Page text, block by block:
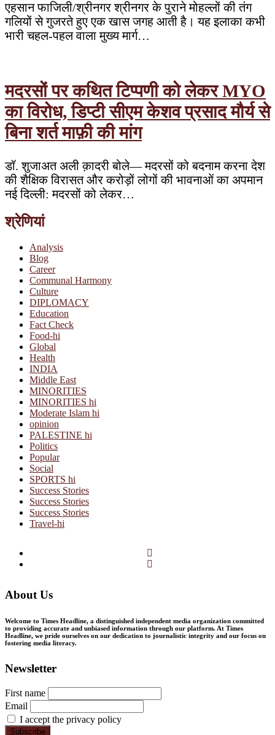
एहसान फाजिली/श्रीनगर श्रीनगर के पुराने मोहल्लों की तंग
गलियों से गुजरते हुए एक खास जगह आती है। यह इलाका कभी
भारी चहल-पहल वाला मुख्य मार्ग…
मदरसों पर कथित टिप्पणी को लेकर MYO
का विरोध, डिप्टी सीएम केशव प्रसाद मौर्य से
बिना शर्त माफ़ी की मांग
डॉ. शुजाअत अली क़ादरी बोले— मदरसों को बदनाम करना देश
की शैक्षिक विरासत और करोड़ों लोगों की भावनाओं का अपमान
नई दिल्ली: मदरसों को लेकर…
श्रेणियां
Analysis
Blog
Career
Communal Harmony
Culture
DIPLOMACY
Education
Fact Check
Food-hi
Global
Health
INDIA
Middle East
MINORITIES
MINORITIES hi
Moderate Islam hi
opinion
PALESTINE hi
Politics
Popular
Social
SPORTS hi
Success Stories
Success Stories
Success Stories
Travel-hi
About Us
Welcome to Times Headline, a distinguished independent media organization committed
to providing accurate and unbiased information through our platform. At Times
Headline, we pride ourselves on our dedication to journalistic integrity and our focus on
fostering media literacy.
Newsletter
First name
Email
I accept the privacy policy